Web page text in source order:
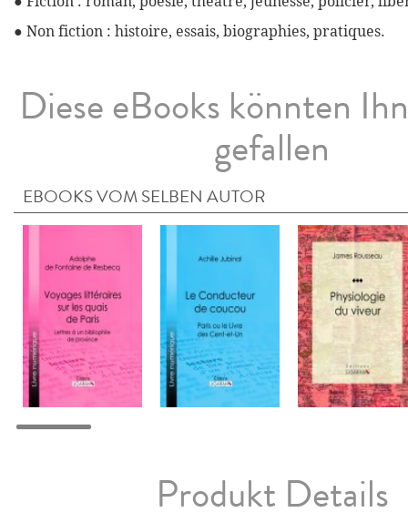
● Non fiction : histoire, essais, biographies, pratiques.
Diese eBooks könnten
gefallen
EBOOKS VOM SELBEN AUTOR
Produkt Details